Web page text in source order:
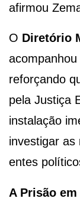
afirmou
O Diretório
reforçando
pela Justiça
instalação
investigar as
entes
A Prisão